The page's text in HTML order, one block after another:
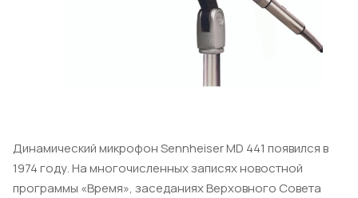
Динамический микрофон Sennheiser MD 441 появился в
1974 году. На многочисленных записях новостной
программы «Время», заседаниях Верховного Совета